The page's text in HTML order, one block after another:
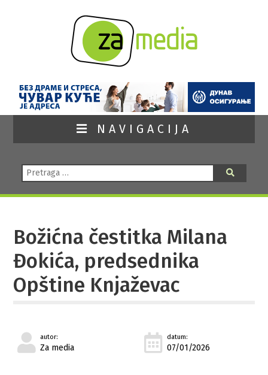
NAVIGACIJA
Pretraga:
Božićna čestitka Milana
Đokića, predsednika
Opštine Knjaževac
autor:
Za media
datum:
07/01/2026